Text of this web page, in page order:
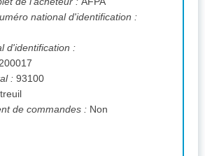
national d'identification :
d'identification :
: 93100
de commandes : Non